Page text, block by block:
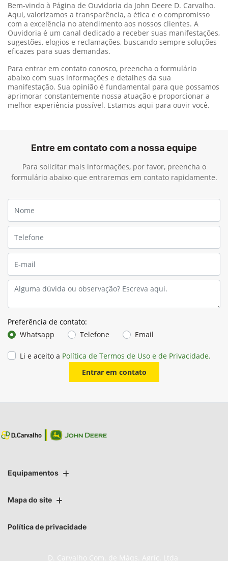
Bem-vindo à Página de Ouvidoria da John Deere D. Carvalho.
Aqui, valorizamos a transparência, a ética e o compromisso
com a excelência no atendimento aos nossos clientes. A
Ouvidoria é um canal dedicado a receber suas manifestações,
sugestões, elogios e reclamações, buscando sempre soluções
eficazes para suas demandas.
Para entrar em contato conosco, preencha o formulário
abaixo com suas informações e detalhes da sua
manifestação. Sua opinião é fundamental para que possamos
aprimorar constantemente nossa atuação e proporcionar a
melhor experiência possível. Estamos aqui para ouvir você.
Entre em contato com a nossa equipe
Para solicitar mais informações, por favor, preencha o
formulário abaixo que entraremos em contato rapidamente.
Preferência de contato:
Whatsapp
Telefone Email
Li e aceito a Política de Termos de Uso e de Privacidade.
Entrar em contato
Equipamentos
Mapa do site
Política de privacidade
D. Carvalho Com. de Máqs. Agríc. Ltda